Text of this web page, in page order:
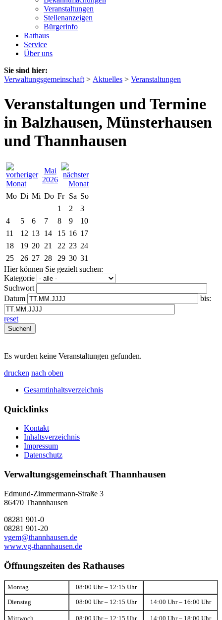
Veranstaltungen
Stellenanzeigen
Bürgerinfo
Rathaus
Service
Über uns
Sie sind hier:
Verwaltungsgemeinschaft > Aktuelles > Veranstaltungen
Veranstaltungen und Termine
in Balzhausen, Münsterhausen
und Thannhausen
Mai
2026
Mo Di Mi Do Fr Sa So
1
2
3
4
5 6 7 8 9
10
11
12 13 14 15 16 17
18
19 20 21 22 23 24
25
26 27 28 29 30 31
Hier können Sie gezielt suchen:
Kategorie
Suchwort
Datum
bis:
reset
Es wurden keine Veranstaltungen gefunden.
drucken nach oben
Gesamtinhaltsverzeichnis
Quicklinks
Kontakt
Inhaltsverzeichnis
Impressum
Datenschutz
Verwaltungsgemeinschaft Thannhausen
Edmund-Zimmermann-Straße 3
86470 Thannhausen
08281 901-0
08281 901-20
vgem@thannhausen.de
www.vg-thannhausen.de
Öffnungszeiten des Rathauses
Montag 08:00 Uhr – 12:15 Uhr
Dienstag 08:00 Uhr – 12:15 Uhr 14:00 Uhr – 16:00 Uhr